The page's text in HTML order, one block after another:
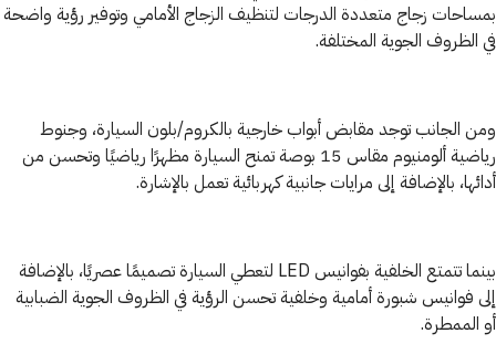
بمساحات زجاج متعددة الدرجات لتنظيف الزجاج الأمامي وتوفير رؤية واضحة
في الظروف الجوية المختلفة.
ومن الجانب توجد مقابض أبواب خارجية بالكروم/بلون السيارة، وجنوط
رياضية ألومنيوم مقاس 15 بوصة تمنح السيارة مظهرًا رياضيًا وتحسن من
أدائها، بالإضافة إلى مرايات جانبية كهربائية تعمل بالإشارة.
بينما تتمتع الخلفية بفوانيس LED لتعطي السيارة تصميمًا عصريًا، بالإضافة
إلى فوانيس شبورة أمامية وخلفية تحسن الرؤية في الظروف الجوية الضبابية
أو الممطرة.